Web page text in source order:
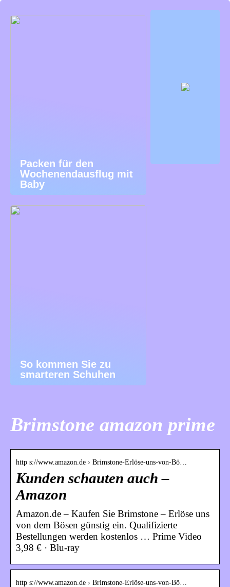
Packen für den
Wochenendausflug mit
Baby
So kommen Sie zu
smarteren Schuhen
Brimstone amazon prime
http s://www.amazon.de › Brimstone-Erlöse-uns-von-Bö…
Kunden schauten auch –
Amazon
Amazon.de – Kaufen Sie Brimstone – Erlöse uns
von dem Bösen günstig ein. Qualifizierte
Bestellungen werden kostenlos … Prime Video
3,98 € · Blu-ray
http s://www.amazon.de › Brimstone-Erlöse-uns-von-Bö…